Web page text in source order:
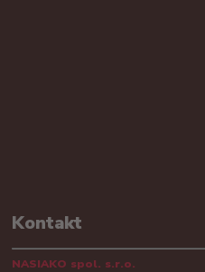
Kontakt
NASIAKO spol. s.r.o.